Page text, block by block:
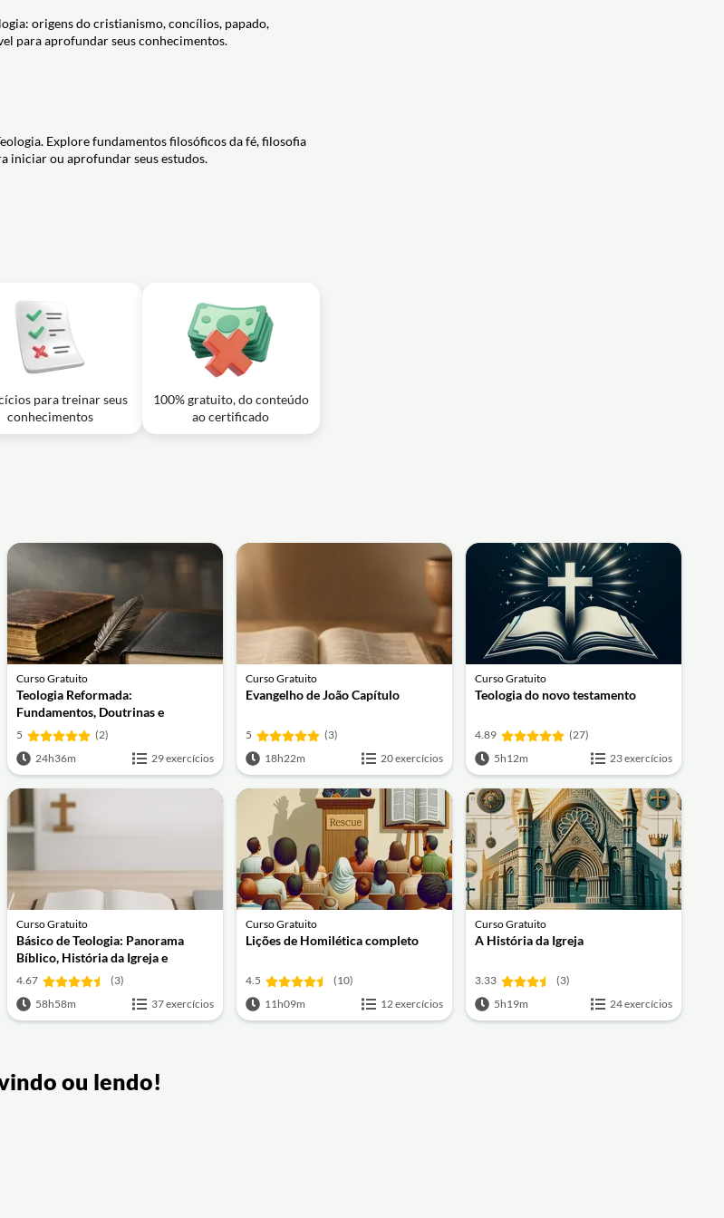
Tradição e Magistério?
- A Teologia e sua relação com
origens do cristianismo, concílios, papado,
para aprofundar seus conhecimentos.
Explore fundamentos filosóficos da fé, filosofia
iniciar ou aprofundar seus estudos.
para treinar seus
conhecimentos
100% gratuito, do conteúdo
ao certificado
Curso Gratuito
Teologia Reformada:
Fundamentos, Doutrinas e
Escatologia
5
(2)
24h36m
29 exercícios
Curso Gratuito
Evangelho de João Capítulo
5
(3)
18h22m
20 exercícios
Curso Gratuito
Teologia do novo testamento
4.89
(27)
5h12m
23 exercícios
Curso Gratuito
Básico de Teologia: Panorama
Bíblico, História da Igreja e
Teologia Sistemática
4.67
(3)
58h58m
37 exercícios
Curso Gratuito
Lições de Homilética completo
4.5
(10)
11h09m
12 exercícios
Curso Gratuito
A História da Igreja
3.33
(3)
5h19m
24 exercícios
ou lendo!